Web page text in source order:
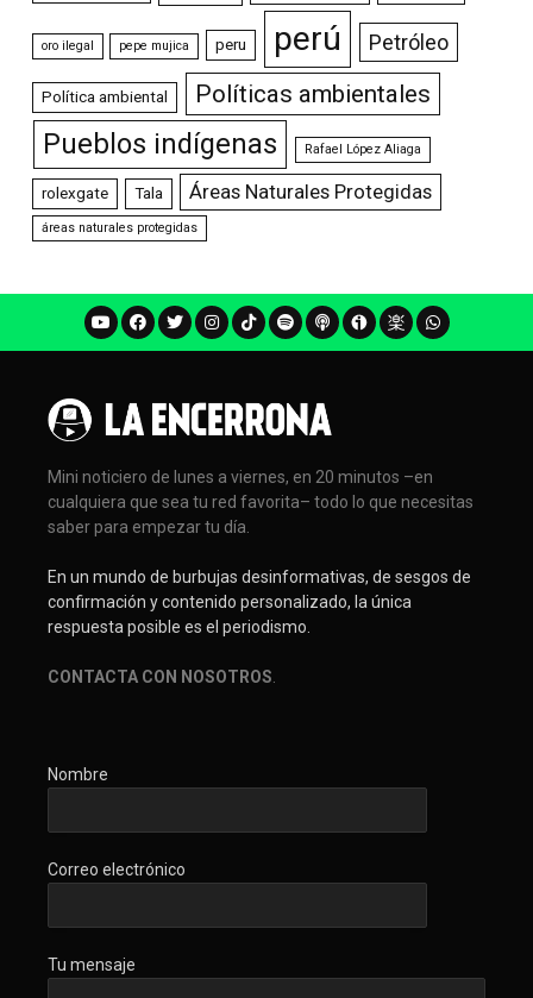
oro ilegal pepe mujica peru perú Petróleo
Política ambiental Políticas ambientales
Pueblos indígenas Rafael López Aliaga
rolexgate Tala Áreas Naturales Protegidas
áreas naturales protegidas
Mini noticiero de lunes a viernes, en 20 minutos –en
cualquiera que sea tu red favorita– todo lo que necesitas
saber para empezar tu día.
En un mundo de burbujas desinformativas, de sesgos de
confirmación y contenido personalizado, la única
respuesta posible es el periodismo.
CONTACTA CON NOSOTROS
Nombre
Correo electrónico
Tu mensaje